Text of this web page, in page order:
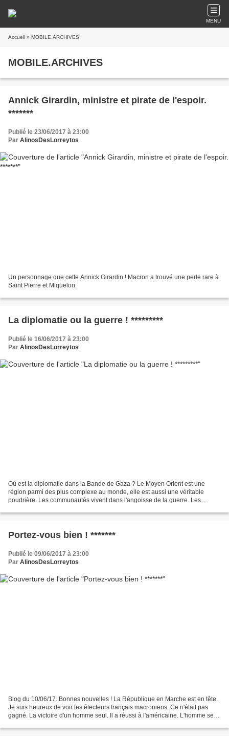
MENU
Accueil » MOBILE.ARCHIVES
MOBILE.ARCHIVES
Annick Girardin, ministre et pirate de l'espoir.
*******
Publié le 23/06/2017 à 23:00
Par AlinosDesLorreytos
Un personnage que cette Annick Girardin ! Macron a trouvé une perle rare à
Saint Pierre et Miquelon.
La diplomatie ou la guerre ! *********
Publié le 16/06/2017 à 23:00
Par AlinosDesLorreytos
Où est la diplomatie dans la Bande de Gaza ? Le Moyen Orient est une
région parmi des plus complexe au monde, elle est aussi une véritable
poudrière. Les communautés vivent dans l'angoisse de la guerre. Les
Portez-vous bien ! *******
Publié le 09/06/2017 à 23:00
Par AlinosDesLorreytos
Blog du 10/06/17. Bonnes nouvelles ! La République en Marche est en tête.
Je suis heureux de voir les électeurs français macroniens. Ce n'était pas
gagné. La victoire d'un homme seul. Il a réussi à l'américaine. L'homme seul